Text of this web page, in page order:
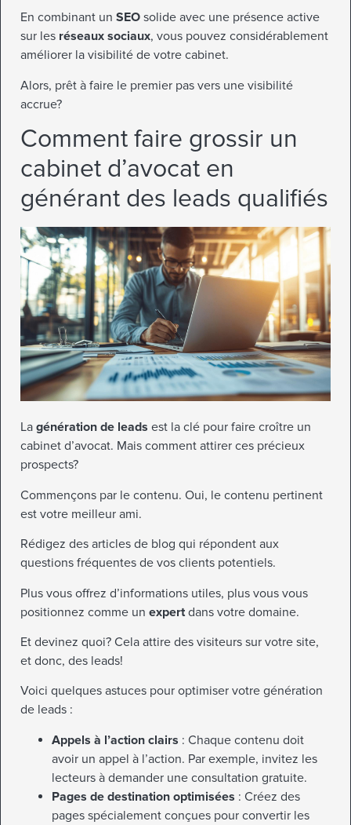
En combinant un SEO solide avec une présence active
sur les réseaux sociaux, vous pouvez considérablement
améliorer la visibilité de votre cabinet.
Alors, prêt à faire le premier pas vers une visibilité
accrue?
Comment faire grossir un
cabinet d’avocat en
générant des leads qualifiés
La génération de leads est la clé pour faire croître un
cabinet d’avocat. Mais comment attirer ces précieux
prospects?
Commençons par le contenu. Oui, le contenu pertinent
est votre meilleur ami.
Rédigez des articles de blog qui répondent aux
questions fréquentes de vos clients potentiels.
Plus vous offrez d’informations utiles, plus vous vous
positionnez comme un expertdans votre domaine.
Et devinez quoi? Cela attire des visiteurs sur votre site,
et donc, des leads!
Voici quelques astuces pour optimiser votre génération
de leads :
Appels à l’action clairs : Chaque contenu doit
avoir un appel à l’action. Par exemple, invitez les
lecteurs à demander une consultation gratuite.
Pages de destination optimisées : Créez des
pages spécialement conçues pour convertir les